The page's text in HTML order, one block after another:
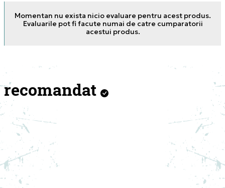
Momentan nu exista nicio evaluare pentru acest produs.
Evaluarile pot fi facute numai de catre cumparatorii
acestui produs.
recomandat
RIB
PRET
179,99